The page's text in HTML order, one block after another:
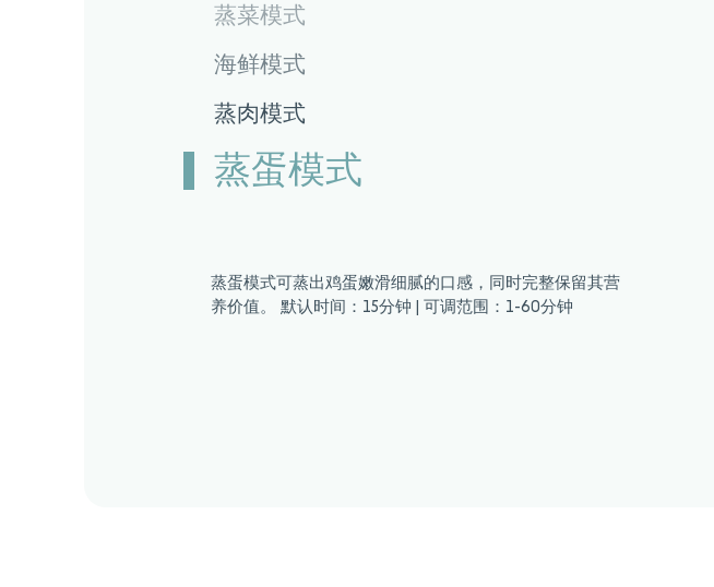
蒸蛋模式可蒸出鸡蛋嫩滑细腻的口感，同时完整保留其营
养价值。 默认时间：15分钟 | 可调范围：1-60分钟
蒸菜模式
海鲜模式
蒸肉模式
蒸蛋模式